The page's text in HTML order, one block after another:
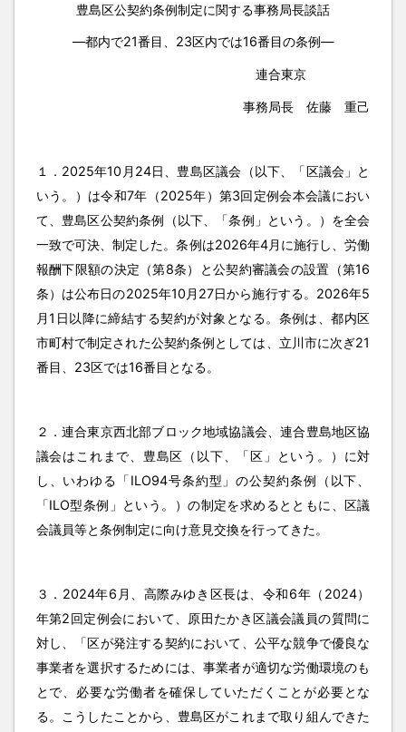
豊島区公契約条例制定に関する事務局長談話
―都内で21番目、23区内では16番目の条例―
連合東京
事務局長 佐藤 重己
１．2025年10月24日、豊島区議会（以下、「区議会」と
いう。）は令和7年（2025年）第3回定例会本会議におい
て、豊島区公契約条例（以下、「条例」という。）を全会
一致で可決、制定した。条例は2026年4月に施行し、労働
報酬下限額の決定（第8条）と公契約審議会の設置（第16
条）は公布日の2025年10月27日から施行する。2026年5
月1日以降に締結する契約が対象となる。条例は、都内区
市町村で制定された公契約条例としては、立川市に次ぎ21
番目、23区では16番目となる。
２．連合東京西北部ブロック地域協議会、連合豊島地区協
議会はこれまで、豊島区（以下、「区」という。）に対
し、いわゆる「ILO94号条約型」の公契約条例（以下、
「ILO型条例」という。）の制定を求めるとともに、区議
会議員等と条例制定に向け意見交換を行ってきた。
３．2024年6月、高際みゆき区長は、令和6年（2024）
年第2回定例会において、原田たかき区議会議員の質問に
対し、「区が発注する契約において、公平な競争で優良な
事業者を選択するためには、事業者が適切な労働環境のも
とで、必要な労働者を確保していただくことが必要とな
る。こうしたことから、豊島区がこれまで取り組んできた